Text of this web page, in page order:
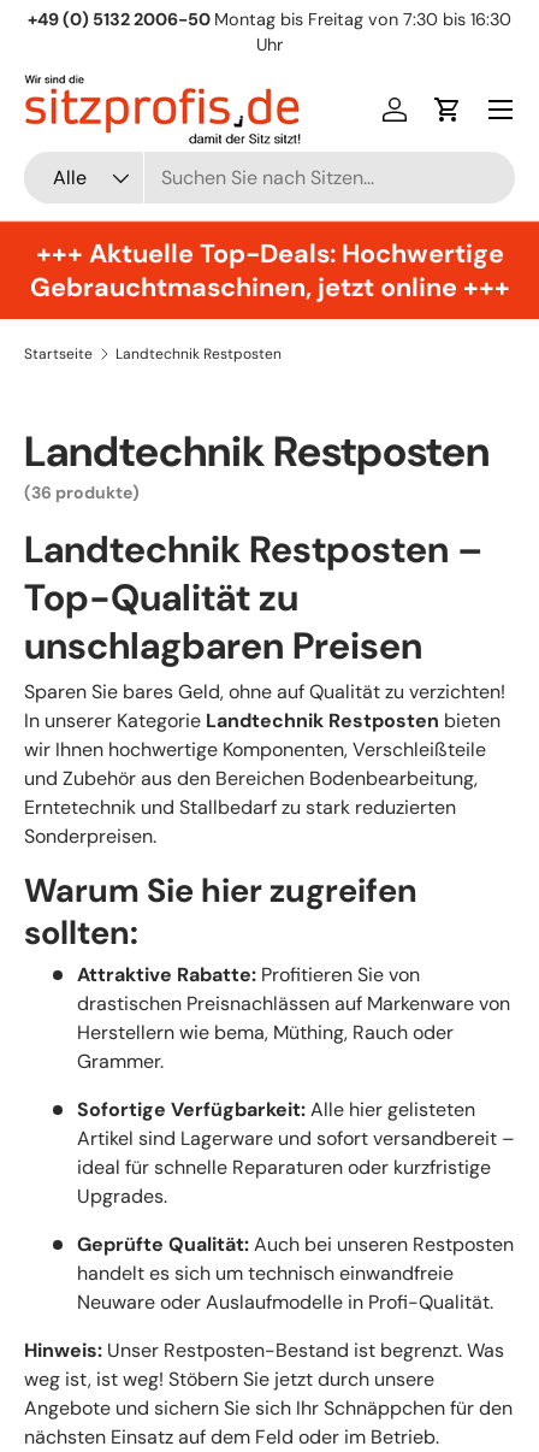
+49 (0) 5132 2006-50 Montag bis Freitag von 7:30 bis 16:30
Uhr
Suchen
Art
Alle
Einloggen
Menü
+++ Aktuelle Top-Deals: Hochwertige
Gebrauchtmaschinen, jetzt online +++
Startseite Landtechnik Restposten
Landtechnik Restposten
(36 produkte)
Landtechnik Restposten –
Top-Qualität zu
unschlagbaren Preisen
Sparen Sie bares Geld, ohne auf Qualität zu verzichten!
In unserer Kategorie Landtechnik Restposten bieten
wir Ihnen hochwertige Komponenten, Verschleißteile
und Zubehör aus den Bereichen Bodenbearbeitung,
Erntetechnik und Stallbedarf zu stark reduzierten
Sonderpreisen.
Warum Sie hier zugreifen
sollten:
Attraktive Rabatte: Profitieren Sie von
drastischen Preisnachlässen auf Markenware von
Herstellern wie bema, Müthing, Rauch oder
Grammer.
Sofortige Verfügbarkeit:Alle hier gelisteten
Artikel sind Lagerware und sofort versandbereit –
ideal für schnelle Reparaturen oder kurzfristige
Upgrades.
Geprüfte Qualität:Auch bei unseren Restposten
handelt es sich um technisch einwandfreie
Neuware oder Auslaufmodelle in Profi-Qualität.
Hinweis: Unser Restposten-Bestand ist begrenzt. Was
weg ist, ist weg! Stöbern Sie jetzt durch unsere
Angebote und sichern Sie sich Ihr Schnäppchen für den
nächsten Einsatz auf dem Feld oder im Betrieb.